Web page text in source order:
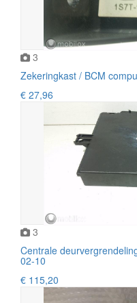
3
Zekeringkast / BCM
€ 27,96
3
Centrale
02-10
€ 115,20